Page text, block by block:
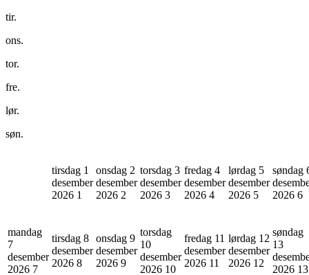
tir.
ons.
tor.
fre.
lør.
søn.
tirsdag 1
desember
2026 1
onsdag 2
desember
2026 2
torsdag 3
desember
2026 3
fredag 4
desember
2026 4
lørdag 5
desember
2026 5
søndag
2026 6
mandag
7
desember
2026 7
tirsdag 8
desember
2026 8
onsdag 9
desember
2026 9
torsdag
10
desember
2026 10
fredag 11
desember
2026 11
lørdag 12
desember
2026 12
søndag
13
2026 13